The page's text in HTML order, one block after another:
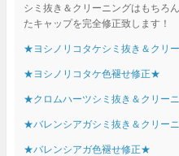
シミ抜き＆クリーニングはもちろ
たキャップを完全修正致します！
★ヨシノリコタケシミ抜き＆クリ
★ヨシノリコタケ色褪せ修正★
★クロムハーツシミ抜き＆クリー
★バレンシアガシミ抜き＆クリー
★バレンシアガ色褪せ修正★